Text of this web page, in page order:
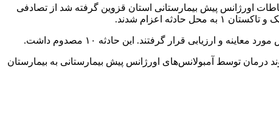
اورژانس پیش بیمارستانی استان قزوین گرفته شد از تصادفی
اعزام شدند.
قرار گرفتند. این حادثه ۱۰ مصدوم داشت.
که ۴ مصدوم رضایت انتقال به مرکز درمانی نداشتند و ۶ مصدوم جهت تکمیل روند درمان توسط آمبولانس‌های اورژانس پیش بیمارستانی به بیمارستان